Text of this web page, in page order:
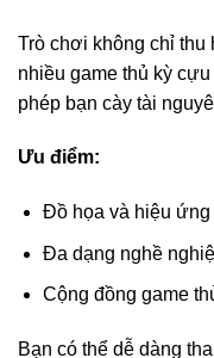
Trò chơi không chỉ
nhiều game thủ kỳ
phép bạn cày tài
Ưu điểm:
Đồ họa và hiệu
Đa dạng nghề
Cộng đồng game
Bạn có thể dễ dàng